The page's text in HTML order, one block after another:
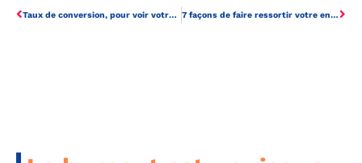
Taux de conversion, pour voir votre succès en ligne 7 façons de faire ressortir votre entreprise